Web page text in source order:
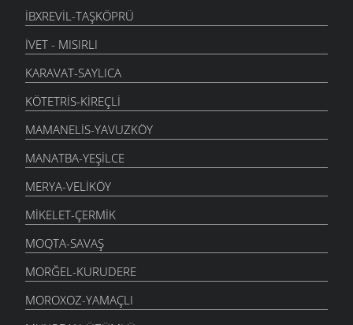
İBXREVIL-TAŞKÖPRÜ
İVET - MISIRLI
KARAVAT-SAYLICA
KÖTETRIS-KIREÇLI
MAMANELIS-YAVUZKÖY
MANATBA-YEŞILCE
MERYA-VELIKÖY
MIKELET-ÇERMIK
MOQTA-SAVAŞ
MORĞEL-KURUDERE
MOROXOZ-YAMAÇLI